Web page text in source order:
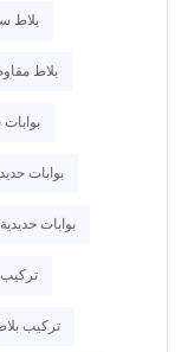
بلاط
بلاط
بوابات
بوابات
تركيب
تركيب